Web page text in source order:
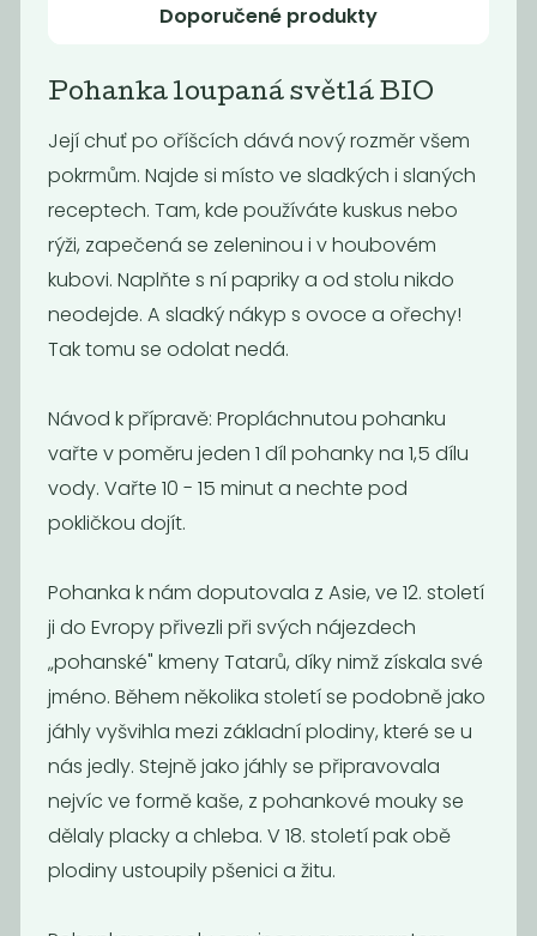
BIO
BIO
195 Kč/ Kg 59Kč/ Kg
Kuskus
celozrnný BIO
Momentálně
nedostupné
Kuskus
celozrnný
Doporučené produkty
Pohanka loupaná světlá BIO
Její chuť po oříšcích dává nový rozměr všem
pokrmům. Najde si místo ve sladkých i slaných
receptech. Tam, kde používáte kuskus nebo
rýži, zapečená se zeleninou i v houbovém
kubovi. Naplňte s ní papriky a od stolu nikdo
neodejde. A sladký nákyp s ovoce a ořechy!
Tak tomu se odolat nedá.
Návod k přípravě: Propláchnutou pohanku
vařte v poměru jeden 1 díl pohanky na 1,5 dílu
vody. Vařte 10 - 15 minut a nechte pod
pokličkou dojít.
Pohanka k nám doputovala z Asie, ve 12. století
ji do Evropy přivezli při svých nájezdech
„pohanské" kmeny Tatarů, díky nimž získala své
jméno. Během několika století se podobně jako
jáhly vyšvihla mezi základní plodiny, které se u
nás jedly. Stejně jako jáhly se připravovala
nejvíc ve formě kaše, z pohankové mouky se
dělaly placky a chleba. V 18. století pak obě
plodiny ustoupily pšenici a žitu.